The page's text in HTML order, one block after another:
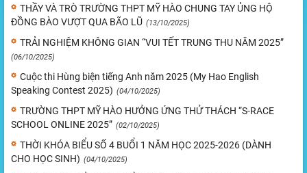
THẦY VÀ TRÒ TRƯỜNG THPT MỸ HÀO CHUNG TAY ỦNG HỘ
ĐỒNG BÀO VƯỢT QUA BÃO LŨ (13/10/2025)
TRẢI NGHIỆM KHÔNG GIAN “VUI TẾT TRUNG THU NĂM 2025”
(06/10/2025)
Cuộc thi Hùng biện tiếng Anh năm 2025 (My Hao English
Speaking Contest 2025) (04/10/2025)
TRƯỜNG THPT MỸ HÀO HƯỞNG ỨNG THỬ THÁCH “S-RACE
SCHOOL ONLINE 2025” (02/10/2025)
THỜI KHÓA BIỂU SỐ 4 BUỔI 1 NĂM HỌC 2025-2026 (DÀNH
CHO HỌC SINH) (04/10/2025)